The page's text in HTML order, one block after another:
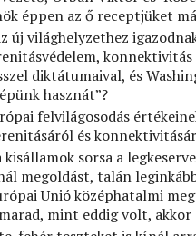
éppen az ő receptjüket
új világhelyzethez
diktátumaival, és
hasznát”?
felvilágosodás
és
sorsa a
megoldást, talán
Unió középhatalmi
mint eddig volt,